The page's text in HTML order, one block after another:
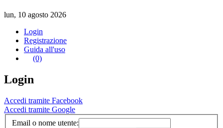
lun, 10 agosto 2026
Login
Registrazione
Guida all'uso
(0)
Login
Accedi tramite Facebook
Accedi tramite Google
Email o nome utente: